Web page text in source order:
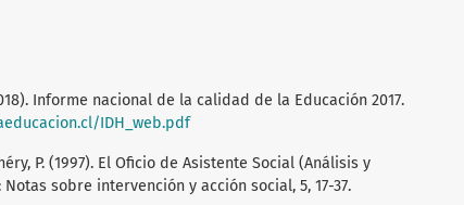
Informe nacional de la calidad de la Educación 2017.
IDH_web.pdf
P. (1997). El Oficio de Asistente Social (Análisis y
sobre intervención y acción social, 5, 17-37.